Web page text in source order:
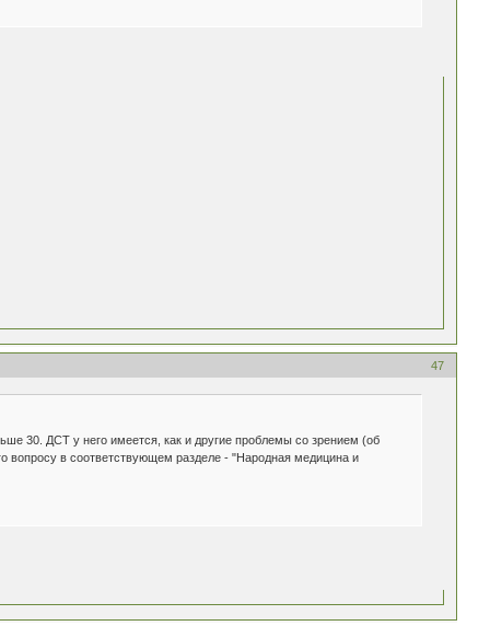
47
30. ДСТ у него имеется, как и другие проблемы со зрением (об
вопросу в соответствующем разделе - "Народная медицина и